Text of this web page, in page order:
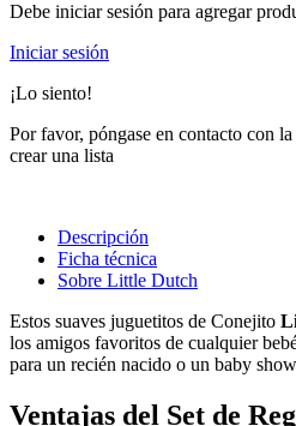
Debe iniciar sesión para agregar
Iniciar sesión
¡Lo siento!
Por favor, póngase en contacto con
crear una lista
Descripción
Ficha técnica
Sobre Little Dutch
Estos suaves juguetitos de Conejito
los amigos favoritos de cualquier
para un recién nacido o un baby
Ventajas del Set de